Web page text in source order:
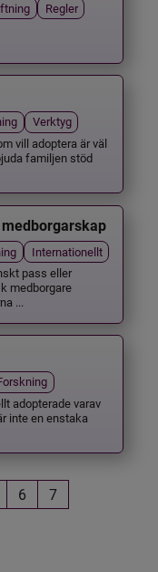
Regler
Verktyg
vill adoptera är väl
familjen stöd
Internationellt
pass eller
medborgare
...
adopterade varav
inte en enstaka
6
7